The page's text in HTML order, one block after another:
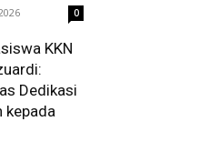
0
KKN
Dedikasi
kepada